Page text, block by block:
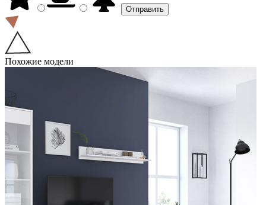
Похожие модели